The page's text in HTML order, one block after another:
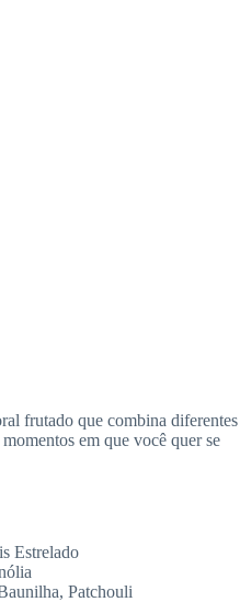
frutado que combina diferentes
em que você quer se
Estrelado
Patchouli